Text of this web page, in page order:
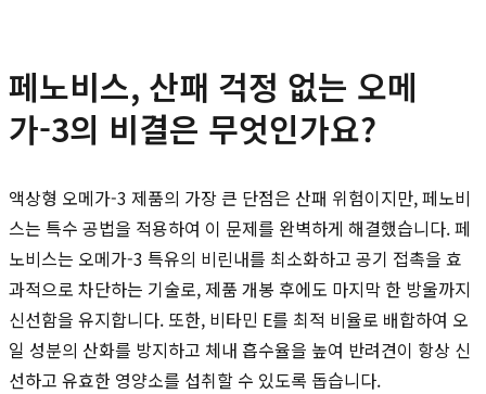
페노비스, 산패 걱정 없는 오메
가-3의 비결은 무엇인가요?
액상형 오메가-3 제품의 가장 큰 단점은 산패 위험이지만, 페노비
스는 특수 공법을 적용하여 이 문제를 완벽하게 해결했습니다. 페
노비스는 오메가-3 특유의 비린내를 최소화하고 공기 접촉을 효
과적으로 차단하는 기술로, 제품 개봉 후에도 마지막 한 방울까지
신선함을 유지합니다. 또한, 비타민 E를 최적 비율로 배합하여 오
일 성분의 산화를 방지하고 체내 흡수율을 높여 반려견이 항상 신
선하고 유효한 영양소를 섭취할 수 있도록 돕습니다.